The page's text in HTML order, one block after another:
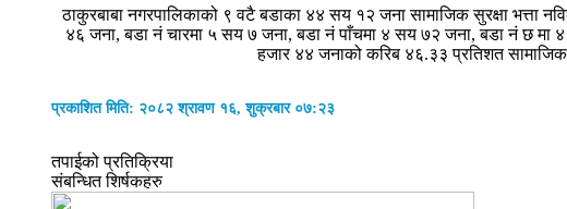
ठाकुरबाबा नगरपालिकाको ९ वटै बडाका ४४ सय १२ जना सामाजिक सुरक्षा भत्ता
४६ जना, बडा नं चारमा ५ सय ७ जना, बडा नं पाँचमा ४ सय ७२ जना, बडा नं छ
हजार ४४ जनाको करिब ४६.३३ प्रतिशत सामाजिक
प्रकाशित मिति: २०८२ श्रावण १६, शुक्रबार ०७:२३
तपाईको प्रतिक्रिया
संबन्धित शिर्षकहरु